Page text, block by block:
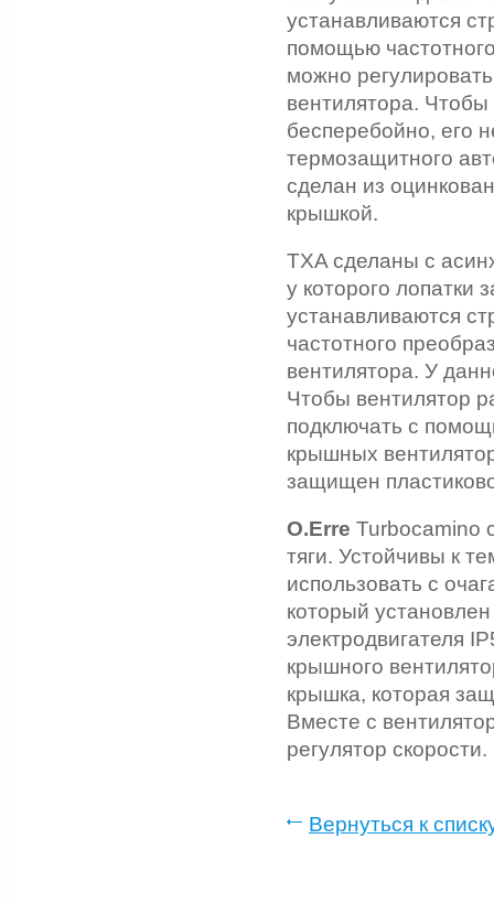
устанавливаются
помощью
можно
вентилятора.
бесперебойно, его
термозащитного
сделан из
крышкой.
TXA сделаны с
у которого лопатки
устанавливаются
частотного
вентилятора. У
Чтобы вентилятор
подключать с
крышных
защищен
O.Erre Turbocamino
тяги. Устойчивы к
использовать с
который
электродвигателя
крышного
крышка, которая
Вместе с
регулятор скорости.
Вернуться к